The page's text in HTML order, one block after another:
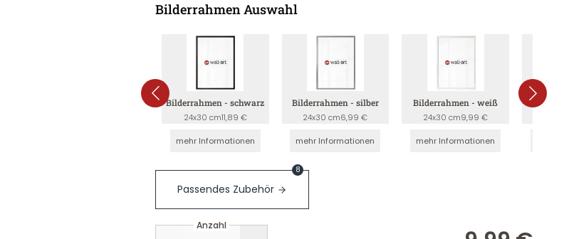
Bilderrahmen Auswahl
Bilderrahmen - schwarz
24x30 cm11,89 €
mehr Informationen
Bilderrahmen - silber
24x30 cm6,99 €
mehr Informationen
Bilderrahmen - weiß
24x30 cm9,99 €
mehr Informationen
Passendes Zubehör
8
Anzahl